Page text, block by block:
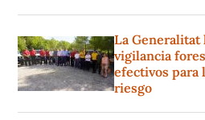
La Generalitat
vigilancia
efectivos para
riesgo